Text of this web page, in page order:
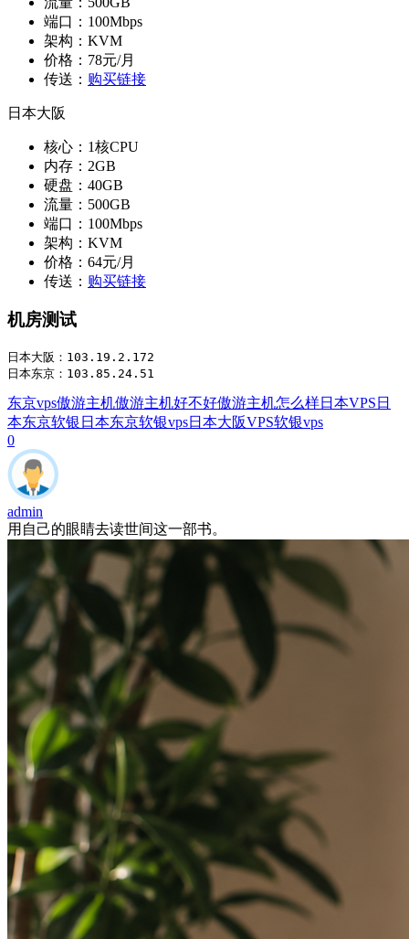
端口：100Mbps
架构：KVM
价格：78元/月
传送： 购买链接
日本大阪
核心：1核CPU
内存：2GB
硬盘：40GB
流量：500GB
端口：100Mbps
架构：KVM
价格：64元/月
传送： 购买链接
机房测试
日本大阪：103.19.2.172
日本东京：103.85.24.51
东京vps傲游主机傲游主机好不好傲游主机怎么样日本VPS 日
本东京软银 日本东京软银vps日本大阪VPS软银vps
0
admin
用自己的眼睛去读世间这一部书。